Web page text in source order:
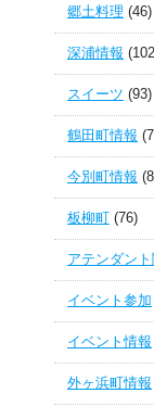
郷土料理 (46)
深浦情報
スイーツ (93)
鶴田町情報
今別町情報
板柳町 (76)
アテンダン
イベント参加
イベント情報
外ヶ浜町情報